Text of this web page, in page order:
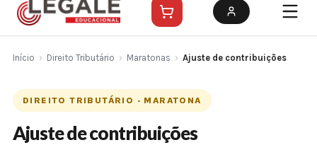
Início › Direito Tributário › Maratonas › Ajuste de contribuições
DIREITO TRIBUTÁRIO · MARATONA
Ajuste de contribuições